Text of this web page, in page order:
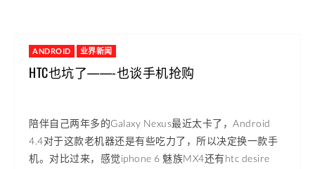
ANDROID 业界新闻
HTC也坑了——-也谈手机抢购
陪伴自己两年多的Galaxy Nexus最近太卡了，Android
4.4对于这款老机器还是有些吃力了，所以决定换一款手
机。对比过来，感觉iphone 6 魅族MX4还有htc desire